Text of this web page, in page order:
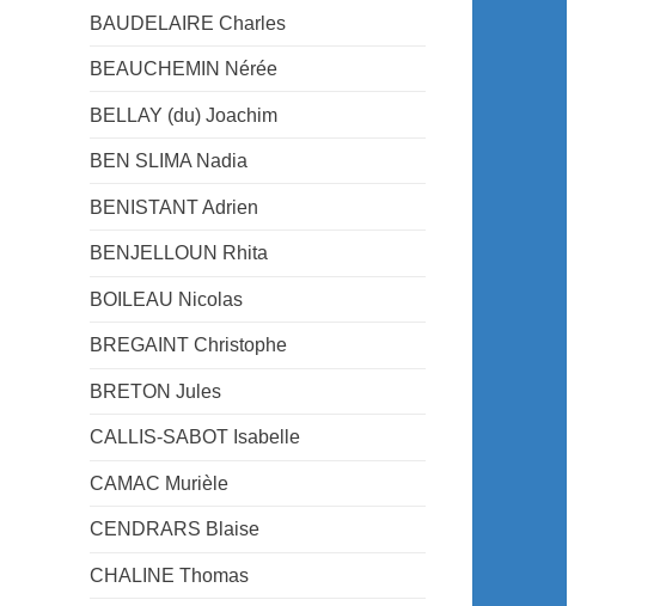
BAUDELAIRE Charles
BEAUCHEMIN Nérée
BELLAY (du) Joachim
BEN SLIMA Nadia
BENISTANT Adrien
BENJELLOUN Rhita
BOILEAU Nicolas
BREGAINT Christophe
BRETON Jules
CALLIS-SABOT Isabelle
CAMAC Murièle
CENDRARS Blaise
CHALINE Thomas